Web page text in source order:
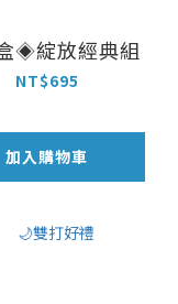
◈綻放經典組
NT$695
加入購物車